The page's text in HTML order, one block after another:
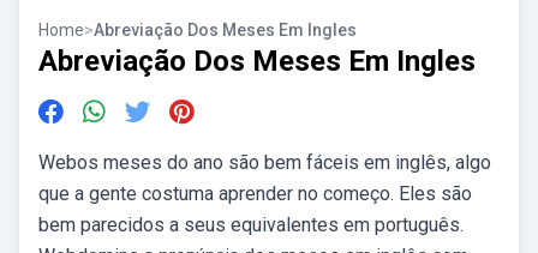
Home>Abreviação Dos Meses Em Ingles
Abreviação Dos Meses Em Ingles
Webos meses do ano são bem fáceis em inglês, algo
que a gente costuma aprender no começo. Eles são
bem parecidos a seus equivalentes em português.